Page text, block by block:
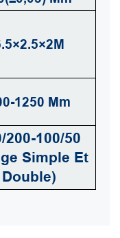
1250 Mm
200-100/50
Simple Et
Double)